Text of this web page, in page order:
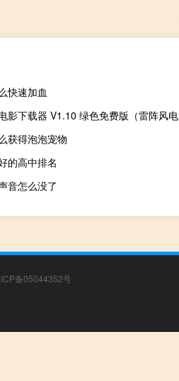
快速加血
获得泡泡宠物
的高中排名
音怎么没了
备05044352号